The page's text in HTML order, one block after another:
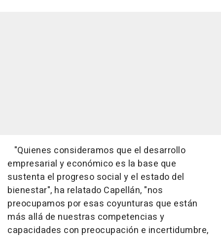
"Quienes consideramos que el desarrollo
empresarial y económico es la base que
sustenta el progreso social y el estado del
bienestar", ha relatado Capellán, "nos
preocupamos por esas coyunturas que están
más allá de nuestras competencias y
capacidades con preocupación e incertidumbre,